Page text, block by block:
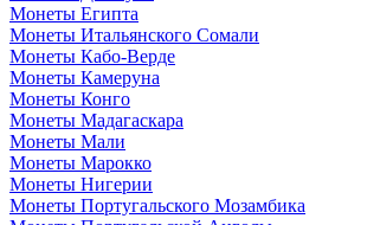
Монеты Египта
Монеты Итальянского Сомали
Монеты Кабо-Верде
Монеты Камеруна
Монеты Конго
Монеты Мадагаскара
Монеты Мали
Монеты Марокко
Монеты Нигерии
Монеты Португальского Мозамбика